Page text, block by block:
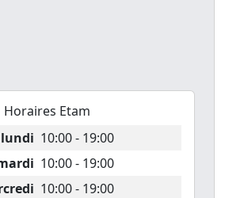
Horaires Etam
lundi 10:00 - 19:00
10:00 - 19:00
10:00 - 19:00